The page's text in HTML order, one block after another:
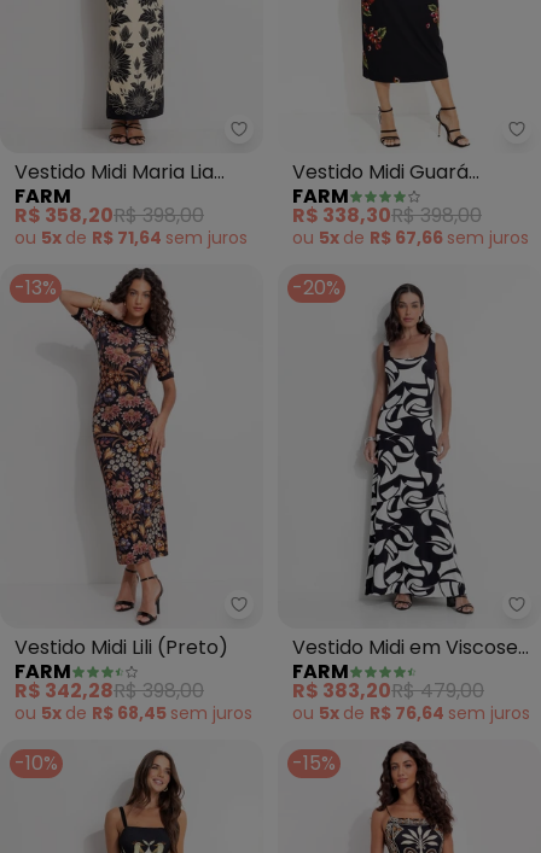
Farm - Vestido Midi Maria Lia
Vestido Midi Maria Lia
(Preto)
FARM
R$ 358,20R$ 398,00
ou 5x de R$ 71,64 sem juros
Vestido Midi Guará
(Preto)
FARM
R$ 338,30R$ 398,00
ou 5x de R$ 67,66 sem juros
-13%
Farm - Vestido Midi Lili (Preto)
Vestido Midi Lili (Preto)
FARM
R$ 342,28R$ 398,00
ou 5x de R$ 68,45 sem juros
-20%
Vestido Midi em Viscose
(Preto)
FARM
R$ 383,20R$ 479,00
ou 5x de R$ 76,64 sem juros
-10% -15%